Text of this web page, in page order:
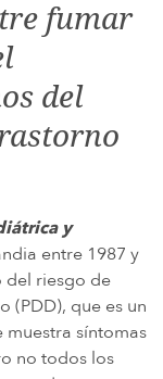
fumar
del
y
entre 1987 y
del riesgo de
(PDD), que es un
muestra síntomas
no todos los